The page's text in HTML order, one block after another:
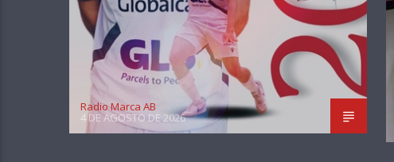
Radio Marca AB
4 DE AGOSTO DE 2026